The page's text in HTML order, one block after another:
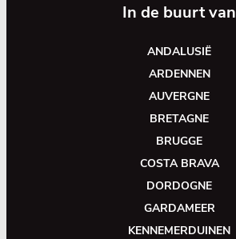
In de buurt van
ANDALUSIË
ARDENNEN
AUVERGNE
BRETAGNE
BRUGGE
COSTA BRAVA
DORDOGNE
GARDAMEER
KENNEMERDUINEN